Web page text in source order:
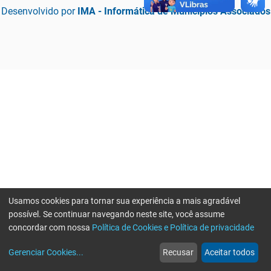
Desenvolvido por IMA - Informática de Municípios Associados
web
Notícias
more_horiz
Mais
Usamos cookies para tornar sua experiência a mais agradável
possível. Se continuar navegando neste site, você assume
concordar com nossa Política de Cookies e Política de privacidade
Gerenciar Cookies... Recusar Aceitar todos
Erro ao enviar informações, por favor tente novamente